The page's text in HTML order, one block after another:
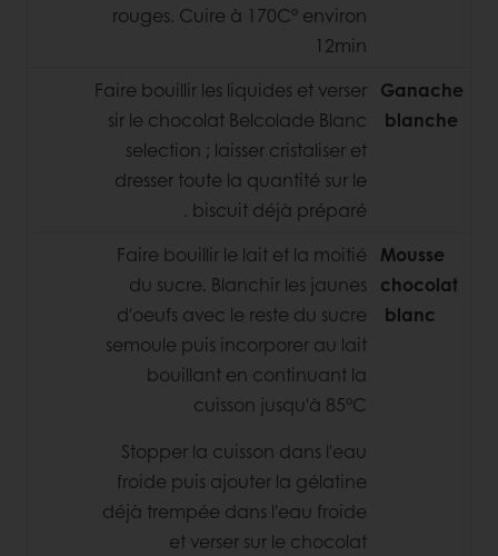
rouges. Cuire à 170C° environ
12min
Ganache
blanche
Faire bouillir les liquides et verser
sir le chocolat Belcolade Blanc
selection ; laisser cristaliser et
dresser toute la quantité sur le
biscuit déjà préparé .
Mousse
chocolat
blanc
Faire bouillir le lait et la moitié
du sucre. Blanchir les jaunes
d'oeufs avec le reste du sucre
semoule puis incorporer au lait
bouillant en continuant la
cuisson jusqu'à 85°C
Stopper la cuisson dans l'eau
froide puis ajouter la gélatine
déjà trempée dans l'eau froide
et verser sur le chocolat